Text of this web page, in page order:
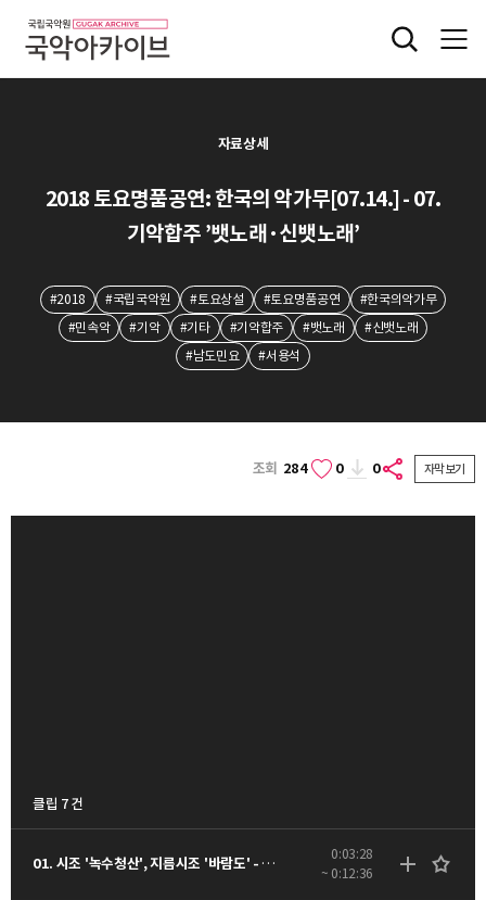
자료상세
2018 토요명품공연: 한국의 악가무[07.14.] - 07.
기악합주 ’뱃노래·신뱃노래’
#2018 #국립국악원 #토요상설 #토요명품공연
#한국의악가무
#민속악
#기악 #기타 #기악합주 #뱃노래
#신뱃노래
#남도민요
#서용석
조회 284 0 0 자막보기
클립 7 건
01. 시조 '녹수청산', 지름시조 '바람도' - 음향
0:03:28
~ 0:12:36